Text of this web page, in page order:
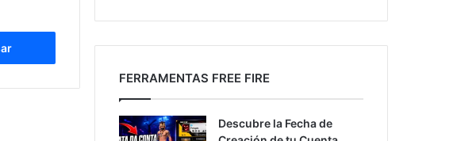
FERRAMENTAS FREE FIRE
Descubre la Fecha de